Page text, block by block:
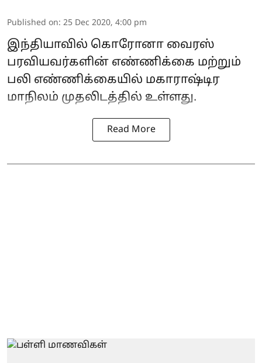
Published on: 25 Dec 2020, 4:00 pm
இந்தியாவில் கொரோனா வைரஸ்
பரவியவர்களின் எண்ணிக்கை மற்றும்
பலி எண்ணிக்கையில் மகாராஷ்டிர
மாநிலம் முதலிடத்தில் உள்ளது.
Read More